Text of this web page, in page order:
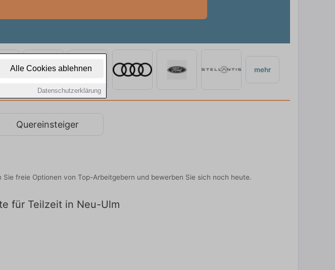
Alle Cookies ablehnen
Datenschutzerklärung
mehr
Quereinsteiger
freie Optionen von Top-Arbeitgebern und bewerben Sie sich noch heute.
für Teilzeit in Neu-Ulm